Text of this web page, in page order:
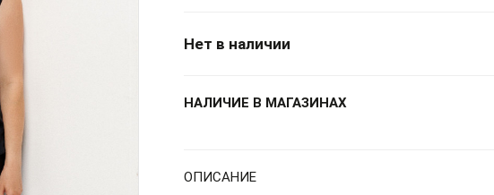
Нет в наличии
НАЛИЧИЕ В МАГАЗИНАХ
ОПИСАНИЕ